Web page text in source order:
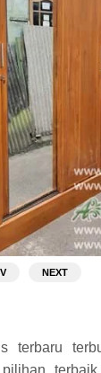
NEXT
terbaru